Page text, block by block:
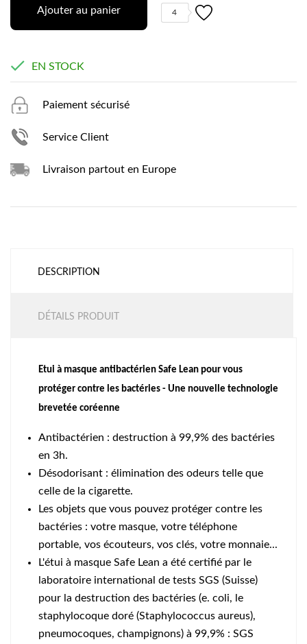
Ajouter au panier 4
 EN STOCK
Paiement sécurisé
Service Client
Livraison partout en Europe
DESCRIPTION
DÉTAILS PRODUIT
Etui à masque antibactérien Safe Lean pour vous
protéger contre les bactéries - Une nouvelle technologie
brevetée coréenne
Antibactérien : destruction à 99,9% des bactéries
en 3h.
Désodorisant : élimination des odeurs telle que
celle de la cigarette.
Les objets que vous pouvez protéger contre les
bactéries : votre masque, votre téléphone
portable, vos écouteurs, vos clés, votre monnaie...
L'étui à masque Safe Lean a été certifié par le
laboratoire international de tests SGS (Suisse)
pour la destruction des bactéries (e. coli, le
staphylocoque doré (Staphylococcus aureus),
pneumocoques, champignons) à 99,9% : SGS